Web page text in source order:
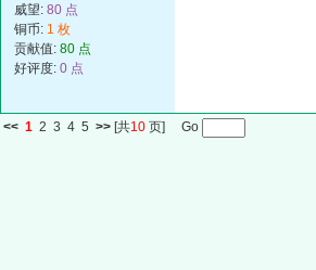
威望: 80 点
铜币: 1 枚
贡献值: 80 点
好评度: 0 点
<< 1 2 3 4 5 >> [共10 页] Go